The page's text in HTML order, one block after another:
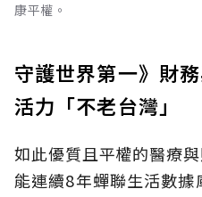
康平權。
守護世界第一》財
活力「不老台灣」
如此優質且平權的醫療
能連續8年蟬聯生活數